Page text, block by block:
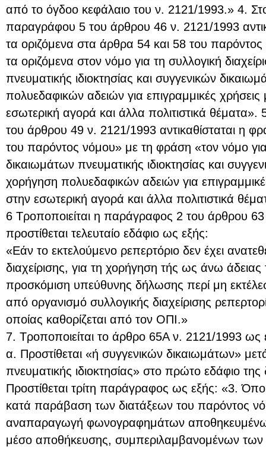
από το όγδοο κεφάλαιο του ν. 2121/1993.» 4. Στο
παραγράφου 5 του άρθρου 46 ν. 2121/1993
τα οριζόμενα στα άρθρα 54 και 58 του
τα οριζόμενα στον νόμο για τη συλλογική
πνευματικής ιδιοκτησίας και συγγενικών
πολυεδαφικών αδειών για επιγραμμικές
εσωτερική αγορά και άλλα πολιτιστικά
του άρθρου 49 ν. 2121/1993 αντικαθίσταται η
του παρόντος νόμου» με τη φράση «τον νόμο για
δικαιωμάτων πνευματικής ιδιοκτησίας και
χορήγηση πολυεδαφικών αδειών για
στην εσωτερική αγορά και άλλα πολιτιστικά
6 Τροποποιείται η παράγραφος 2 του άρθρου
προστίθεται τελευταίο εδάφιο ως εξής:
«Εάν το εκτελούμενο ρεπερτόριο δεν έχει
διαχείρισης, για τη χορήγηση τής ως άνω
προσκόμιση υπεύθυνης δήλωσης περί μη
από οργανισμό συλλογικής διαχείρισης
οποίας καθορίζεται από τον ΟΠΙ.»
7. Τροποποιείται το άρθρο 65Α ν. 2121/1993 ως
α. Προστίθεται «ή συγγενικών δικαιωμάτων»
πνευματικής ιδιοκτησίας» στο πρώτο εδάφιο
Προστίθεται τρίτη παράγραφος ως εξής: «3.
κατά παράβαση των διατάξεων του παρόντος
αναπαραγωγή φωνογραφημάτων
μέσο αποθήκευσης, συμπεριλαμβανομένων